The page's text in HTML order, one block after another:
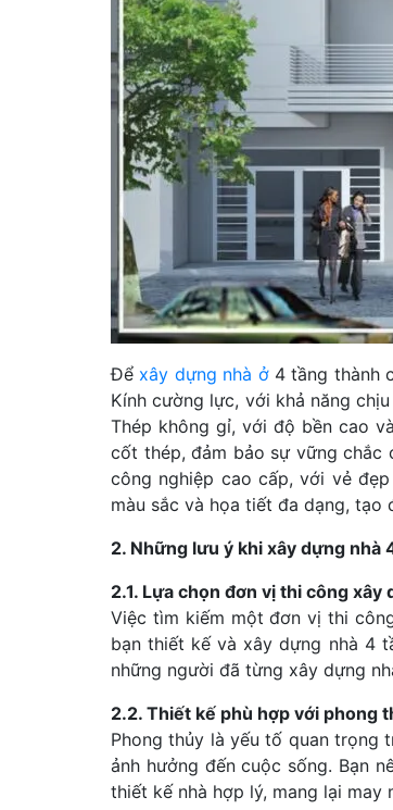
Để xây dựng nhà ở4 tầng thành
Kính cường lực, với khả năng
Thép không gỉ, với độ bền cao
cốt thép, đảm bảo sự vững chắc
công nghiệp cao cấp, với vẻ
màu sắc và họa tiết đa dạng, tạo
2. Những lưu ý khi xây dựng nhà
2.1. Lựa chọn đơn vị thi công xây
Việc tìm kiếm một đơn vị thi
bạn thiết kế và xây dựng nhà 4
những người đã từng xây dựng
2.2. Thiết kế phù hợp với phong
Phong thủy là yếu tố quan trọng
ảnh hưởng đến cuộc sống. Bạn
thiết kế nhà hợp lý, mang lại may